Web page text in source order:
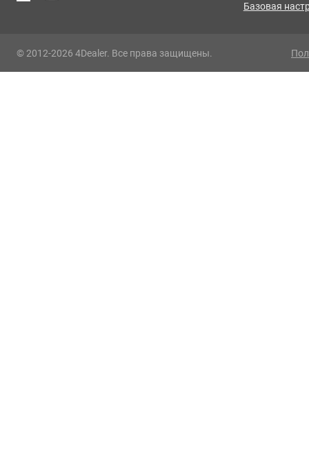
Базовая
© 2012-2026 4Dealer. Все права защищены.